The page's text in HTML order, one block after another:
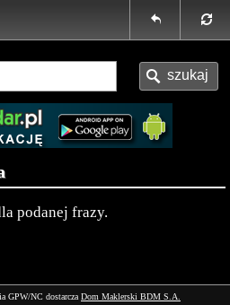
podanej frazy.
GPW/NC dostarcza Dom Maklerski BDM S.A.